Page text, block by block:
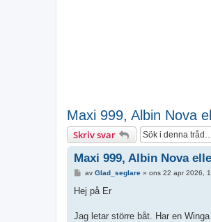
Maxi 999, Albin Nova
Skriv svar
Maxi 999, Albin Nova
l
ä
g
av Glad_seglare» ons 22 apr 2026,
Hej på Er
Jag letar större båt. Har en